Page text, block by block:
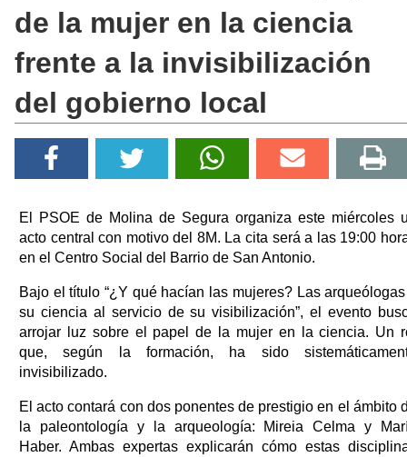
de la mujer en la ciencia
frente a la invisibilización
del gobierno local
El PSOE de Molina de Segura organiza este miércoles
acto central con motivo del 8M. La cita será a las 19:00
en el Centro Social del Barrio de San Antonio.
Bajo el título “¿Y qué hacían las mujeres? Las
su ciencia al servicio de su visibilización”, el evento
arrojar luz sobre el papel de la mujer en la ciencia. Un
que, según la formación, ha sido
invisibilizado.
El acto contará con dos ponentes de prestigio en el ámbito
la paleontología y la arqueología: Mireia Celma y
Haber. Ambas expertas explicarán cómo estas